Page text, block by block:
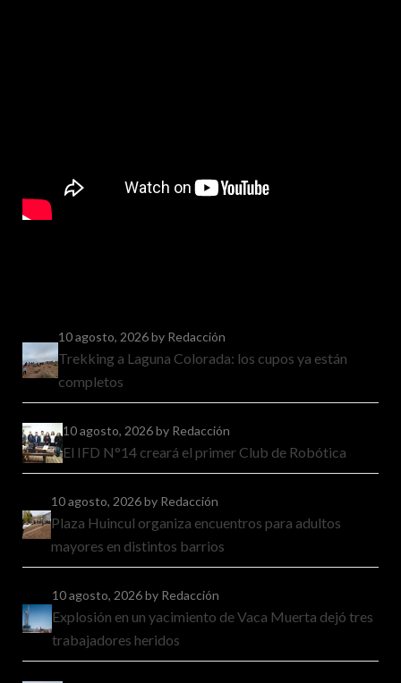
10 agosto, 2026by Redacción
Trekking a Laguna Colorada: los cupos ya están
completos
10 agosto, 2026by Redacción
El IFD N°14 creará el primer Club de Robótica
10 agosto, 2026by Redacción
Plaza Huincul organiza encuentros para adultos
mayores en distintos barrios
10 agosto, 2026by Redacción
Explosión en un yacimiento de Vaca Muerta dejó tres
trabajadores heridos